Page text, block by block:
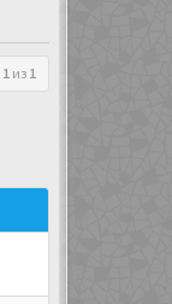
1 из 1